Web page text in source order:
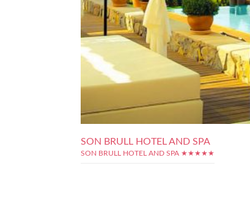
SON BRULL HOTEL AND SPA
SON BRULL HOTEL AND SPA ★★★★★